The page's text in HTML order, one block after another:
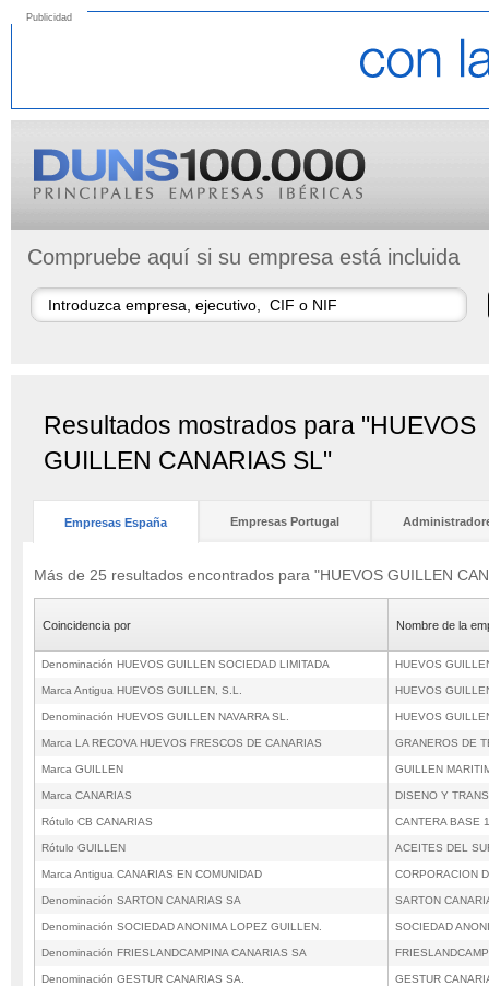
Publicidad
Compruebe aquí si su empresa está incluida
Resultados mostrados para "HUEVOS
GUILLEN CANARIAS SL"
Empresas España Empresas Portugal
Más de 25 resultados encontrados para "HUEVOS GUILLEN
Coincidencia por Nombre de la
Denominación HUEVOS GUILLEN SOCIEDAD LIMITADA HUEVOS
Marca Antigua HUEVOS GUILLEN, S.L. HUEVOS
Denominación HUEVOS GUILLEN NAVARRA SL. HUEVOS
Marca LA RECOVA HUEVOS FRESCOS DE CANARIAS GRANEROS DE
Marca GUILLEN GUILLEN
Marca CANARIAS DISENO Y
Rótulo CB CANARIAS CANTERA BASE
Rótulo GUILLEN ACEITES DEL
Marca Antigua CANARIAS EN COMUNIDAD CORPORACION
Denominación SARTON CANARIAS SA SARTON
Denominación SOCIEDAD ANONIMA LOPEZ GUILLEN. SOCIEDAD
Denominación FRIESLANDCAMPINA CANARIAS SA
Denominación GESTUR CANARIAS SA. GESTUR